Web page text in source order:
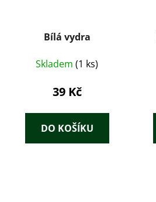
Bílá vydra
Skladem (1 ks)
39 Kč
DO KOŠÍKU